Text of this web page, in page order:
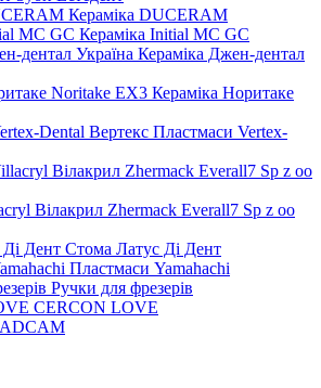
Кераміка DUCERAM
Кераміка Initial MC GC
Кераміка Джен-дентал
Кераміка Норитаке
Пластмаси Vertex-
Вілакрил Zhermack Everall7 Sp z oo
Стома Латус Ді Дент
Пластмаси Yamahachi
Ручки для фрезерів
CERCON LOVE